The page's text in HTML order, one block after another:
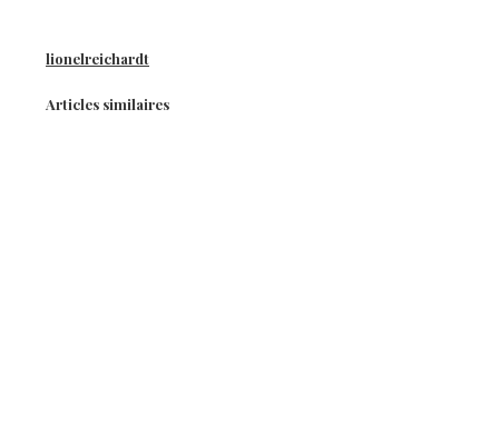
lionelreichardt
Articles similaires